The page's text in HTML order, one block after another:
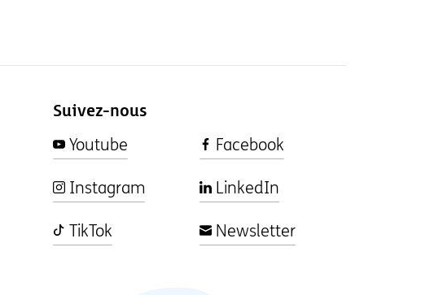
Suivez-nous
Youtube Facebook
Instagram LinkedIn
TikTok Newsletter